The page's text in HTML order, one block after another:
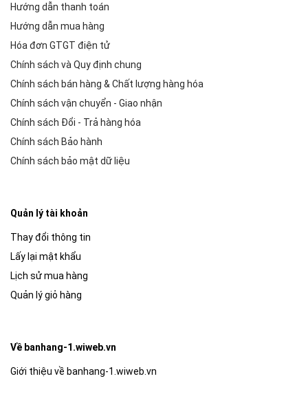
Hướng dẫn thanh toán
Hướng dẫn mua hàng
Hóa đơn GTGT điện tử
Chính sách và Quy định chung
Chính sách bán hàng & Chất lượng hàng hóa
Chính sách vận chuyển - Giao nhận
Chính sách Đổi - Trả hàng hóa
Chính sách Bảo hành
Chính sách bảo mật dữ liệu
Quản lý tài khoản
Thay đổi thông tin
Lấy lại mật khẩu
Lịch sử mua hàng
Quản lý giỏ hàng
Về banhang-1.wiweb.vn
Giới thiệu về banhang-1.wiweb.vn